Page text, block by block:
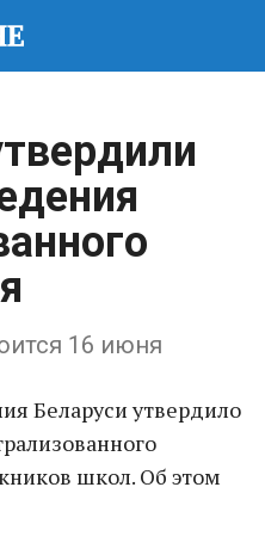
16 июня
Беларуси утвердило
школ. Об этом